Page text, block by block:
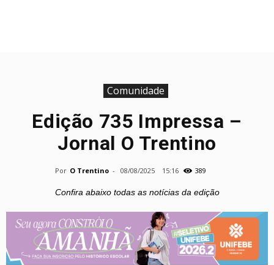
Comunidade
Edição 735 Impressa –
Jornal O Trentino
Por O Trentino - 08/08/2025 15:16 389
Confira abaixo todas as notícias da edição